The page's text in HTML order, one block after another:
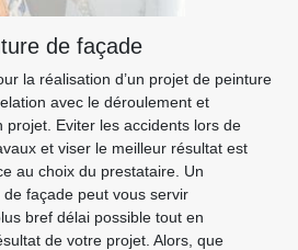
de façade
la réalisation d’un projet de peinture
avec le déroulement et
projet. Eviter les accidents lors de
et viser le meilleur résultat est
au choix du prestataire. Un
façade peut vous servir
bref délai possible tout en
de votre projet. Alors, que